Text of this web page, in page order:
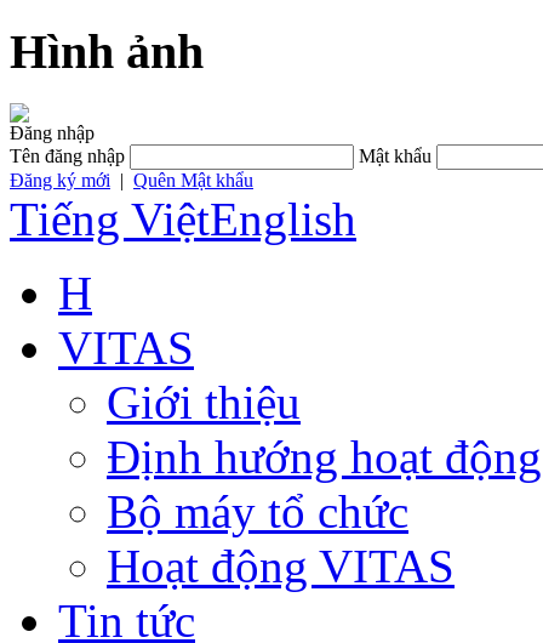
Hình ảnh
Đăng nhập
Tên đăng nhập
Mật khẩu
Đăng ký mới | Quên Mật khẩu
Tiếng ViệtEnglish
H
VITAS
Giới thiệu
Định hướng hoạt động
Bộ máy tổ chức
Hoạt động VITAS
Tin tức